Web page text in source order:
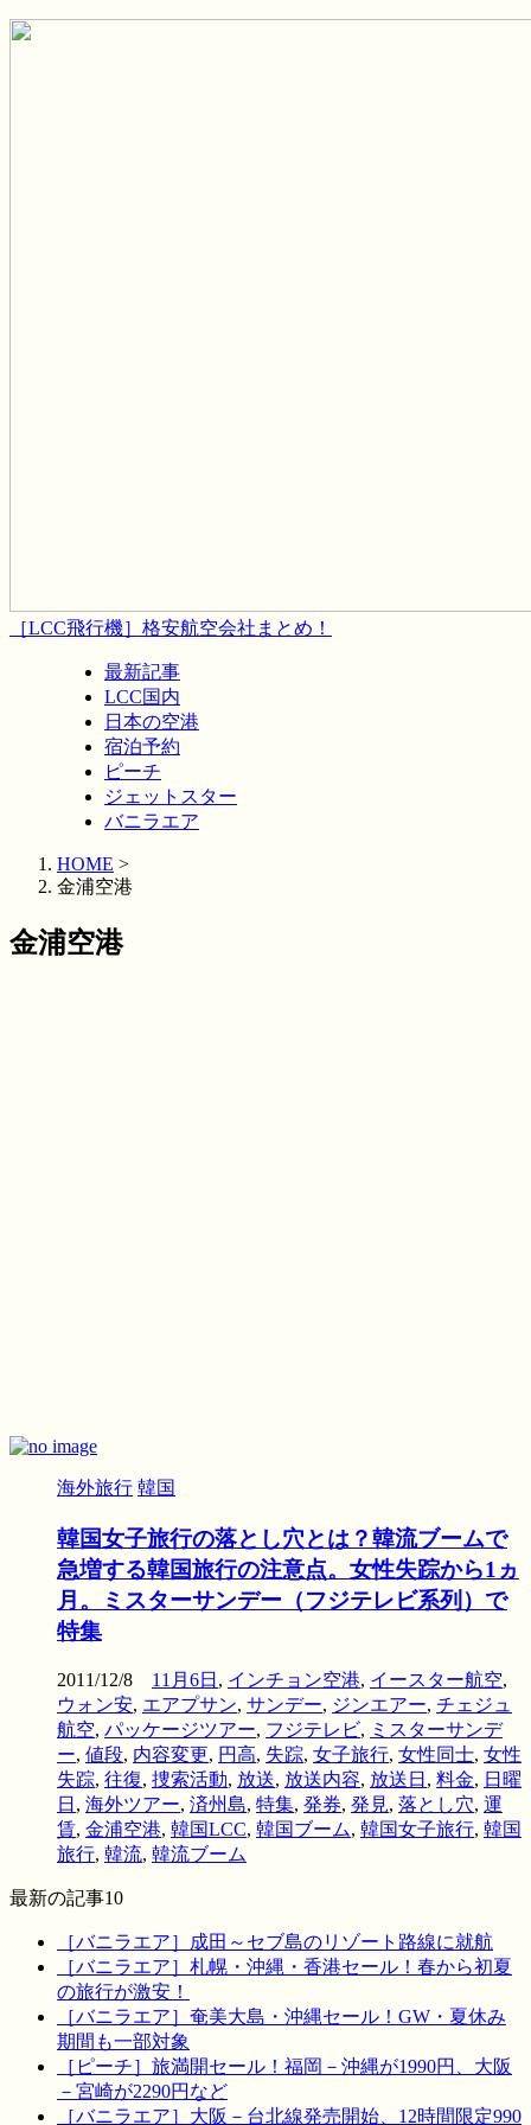
［LCC飛行機］格安航空会社まとめ！
最新記事
LCC国内
日本の空港
宿泊予約
ピーチ
ジェットスター
バニラエア
HOME >
金浦空港
金浦空港
海外旅行 韓国
韓国女子旅行の落とし穴とは？韓流ブームで
急増する韓国旅行の注意点。女性失踪から1ヵ
月。ミスターサンデー（フジテレビ系列）で
特集
2011/12/8 11月6日 , インチョン空港, イースター航空,
ウォン安, エアプサン, サンデー, ジンエアー, チェジュ
航空, パッケージツアー, フジテレビ, ミスターサンデ
ー, 値段, 内容変更, 円高, 失踪, 女子旅行, 女性同士, 女性
失踪, 往復, 捜索活動, 放送, 放送内容, 放送日 , 料金, 日曜
日 , 海外ツアー, 済州島, 特集, 発券, 発見, 落とし穴, 運
賃, 金浦空港, 韓国LCC, 韓国ブーム, 韓国女子旅行, 韓国
旅行, 韓流, 韓流ブーム
最新の記事10
［バニラエア］成田～セブ島のリゾート路線に就航
［バニラエア］札幌・沖縄・香港セール！春から初夏
の旅行が激安！
［バニラエア］奄美大島・沖縄セール！GW・夏休み
期間も一部対象
［ピーチ］旅満開セール！福岡－沖縄が1990円、大阪
－宮崎が2290円など
［バニラエア］大阪－台北線発売開始、12時間限定990